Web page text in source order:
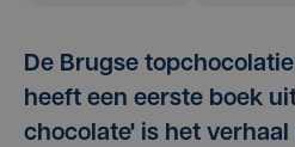
De Brugse
heeft een eerste boek
chocolate' is het